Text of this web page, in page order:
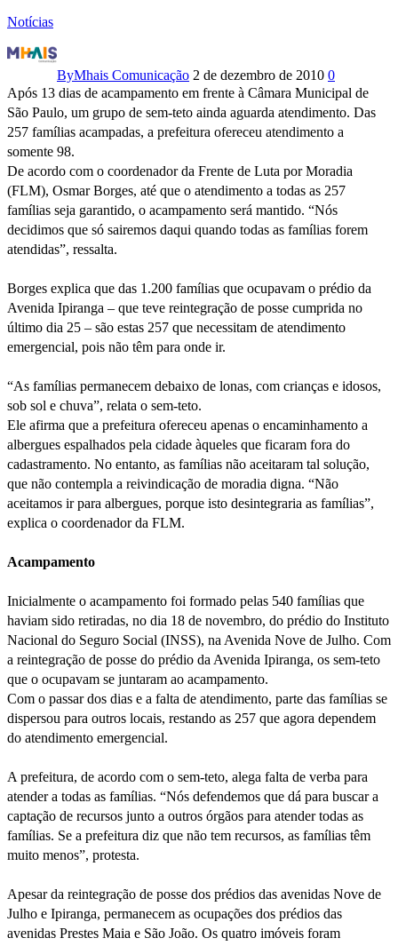
Notícias
Sem-
permanecem
acampados
em
frente
à
Câmara
em
SP
ByMhais Comunicação 2 de dezembro de 2010 0
Após 13 dias de acampamento em frente à Câmara Municipal de
São Paulo, um grupo de sem-teto ainda aguarda atendimento. Das
257 famílias acampadas, a prefeitura ofereceu atendimento a
somente 98.
De acordo com o coordenador da Frente de Luta por Moradia
(FLM), Osmar Borges, até que o atendimento a todas as 257
famílias seja garantido, o acampamento será mantido. “Nós
decidimos que só sairemos daqui quando todas as famílias forem
atendidas”, ressalta.
Borges explica que das 1.200 famílias que ocupavam o prédio da
Avenida Ipiranga – que teve reintegração de posse cumprida no
último dia 25 – são estas 257 que necessitam de atendimento
emergencial, pois não têm para onde ir.
“As famílias permanecem debaixo de lonas, com crianças e idosos,
sob sol e chuva”, relata o sem-teto.
Ele afirma que a prefeitura ofereceu apenas o encaminhamento a
albergues espalhados pela cidade àqueles que ficaram fora do
cadastramento. No entanto, as famílias não aceitaram tal solução,
que não contempla a reivindicação de moradia digna. “Não
aceitamos ir para albergues, porque isto desintegraria as famílias”,
explica o coordenador da FLM.
Acampamento
Inicialmente o acampamento foi formado pelas 540 famílias que
haviam sido retiradas, no dia 18 de novembro, do prédio do Instituto
Nacional do Seguro Social (INSS), na Avenida Nove de Julho. Com
a reintegração de posse do prédio da Avenida Ipiranga, os sem-teto
que o ocupavam se juntaram ao acampamento.
Com o passar dos dias e a falta de atendimento, parte das famílias se
dispersou para outros locais, restando as 257 que agora dependem
do atendimento emergencial.
A prefeitura, de acordo com o sem-teto, alega falta de verba para
atender a todas as famílias. “Nós defendemos que dá para buscar a
captação de recursos junto a outros órgãos para atender todas as
famílias. Se a prefeitura diz que não tem recursos, as famílias têm
muito menos”, protesta.
Apesar da reintegração de posse dos prédios das avenidas Nove de
Julho e Ipiranga, permanecem as ocupações dos prédios das
avenidas Prestes Maia e São João. Os quatro imóveis foram